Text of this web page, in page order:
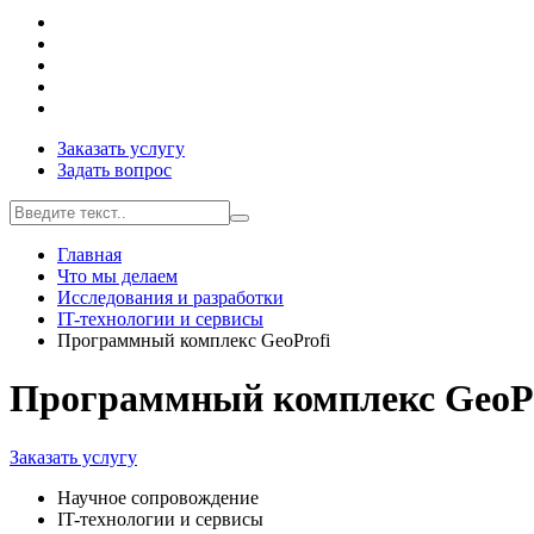
Заказать услугу
Задать вопрос
Главная
Что мы делаем
Исследования и разработки
IT-технологии и сервисы
Программный комплекс GeoProfi
Программный комплекс
Заказать услугу
Научное сопровождение
IT-технологии и сервисы